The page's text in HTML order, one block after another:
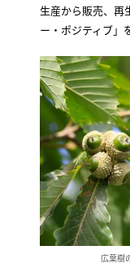
生産から販売、再
ー・ポジティブ」
広葉樹